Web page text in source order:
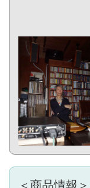
＜商品情報＞